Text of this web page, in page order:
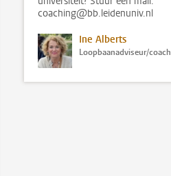
coaching@bb.leidenuniv.nl
Ine Alberts
Loopbaanadviseur/coach